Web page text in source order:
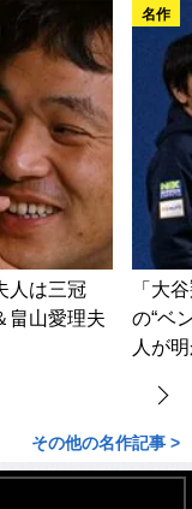
人は三冠
畠山愛理夫
名作
「大
の“ベ
人が
その他の名作記事 >